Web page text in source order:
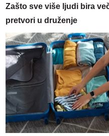
Zašto sve više ljudi bira
pretvori u druženje